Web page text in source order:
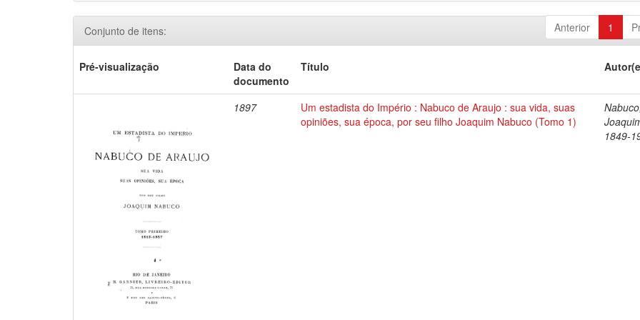
Anterior 1
Conjunto de itens:
Pré-visualização
Data do
documento
Título
1897
Um estadista do Império : Nabuco de Araujo : sua vida, suas
opiniões, sua época, por seu filho Joaquim Nabuco (Tomo 1)
Nabuco,
1849-